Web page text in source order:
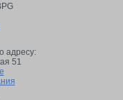
адресу:
51